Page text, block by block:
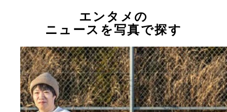
エンタメの
ニュースを写真で探す